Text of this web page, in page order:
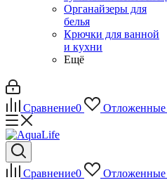
Органайзеры для
белья
Крючки для ванной
и кухни
Ещё
Сравнение0 Отложенные
Сравнение0 Отложенные